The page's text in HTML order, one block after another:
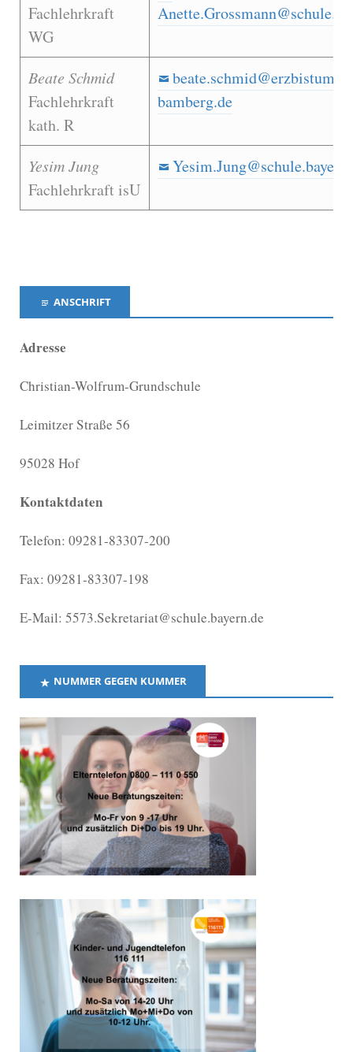
Fachlehrkraft
WG
Beate Schmid
Fachlehrkraft
kath. R
beate.schmid@erzbistum-
bamberg.de
Yesim Jung
Fachlehrkraft isU
ANSCHRIFT
Adresse
Christian-Wolfrum-Grundschule
Leimitzer Straße 56
95028 Hof
Kontaktdaten
Telefon: 09281-83307-200
Fax: 09281-83307-198
E-Mail: 5573.Sekretariat@schule.bayern.de
NUMMER GEGEN KUMMER